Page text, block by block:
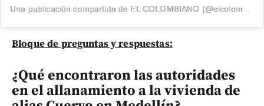
Bloque de preguntas y respuestas:
¿Qué encontraron las autoridades
en el allanamiento a la vivienda de